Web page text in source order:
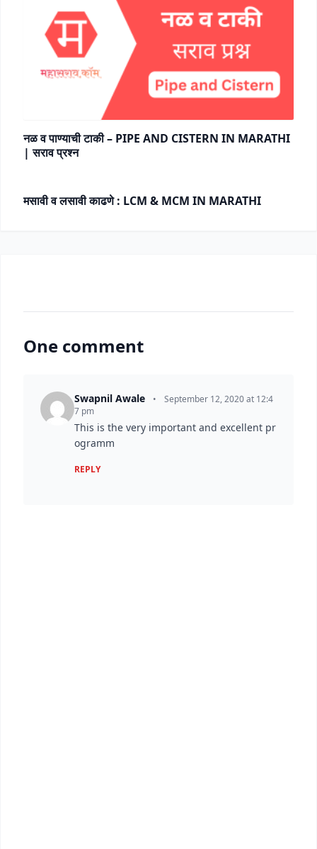
नळ व पाण्याची टाकी – PIPE AND CISTERN IN MARATHI
| सराव प्रश्न
मसावी व लसावी काढणे : LCM & MCM IN MARATHI
One comment
Swapnil Awale •
September 12, 2020 at 12:4
7 pm
This is the very important and excellent pr
ogramm
REPLY